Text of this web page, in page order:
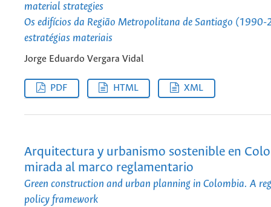
material strategies
Os edifícios da Região Metropolitana de Santiago
estratégias materiais
Jorge Eduardo Vergara Vidal
PDF HTML XML
Arquitectura y urbanismo sostenible en
mirada al marco reglamentario
Green construction and urban planning in Colombia. A
policy framework